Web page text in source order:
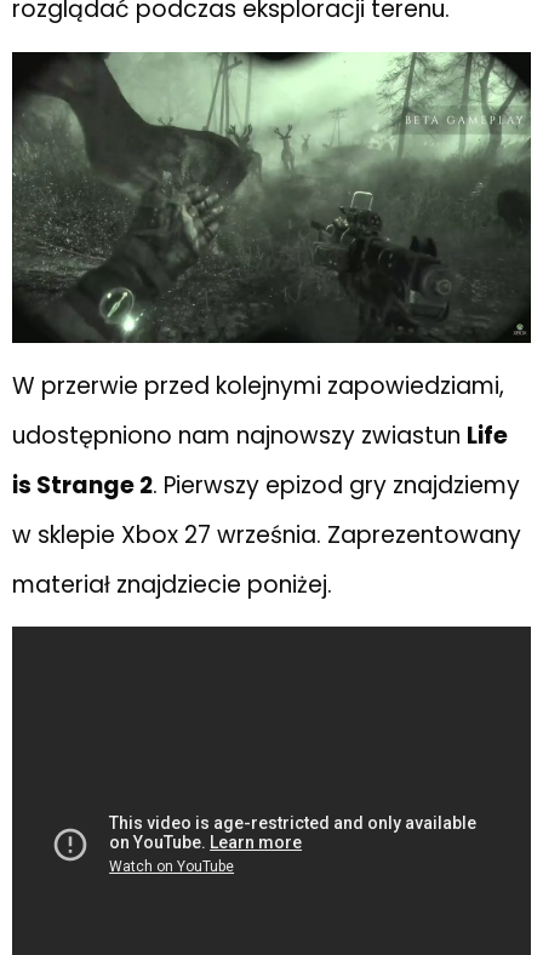
rozglądać podczas eksploracji terenu.
W przerwie przed kolejnymi zapowiedziami,
udostępniono nam najnowszy zwiastun Life
is Strange 2. Pierwszy epizod gry znajdziemy
w sklepie Xbox 27 września. Zaprezentowany
materiał znajdziecie poniżej.